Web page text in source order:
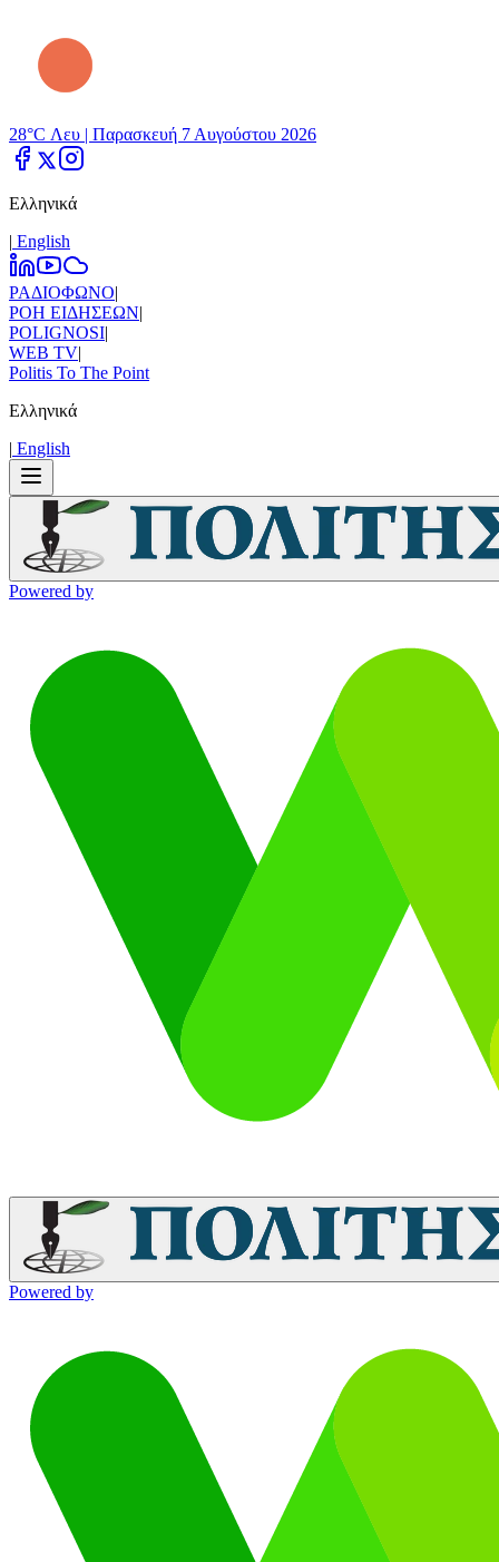
28°C Λευ | Παρασκευή 7 Αυγούστου 2026
Ελληνικά
| Εnglish
ΡΑΔΙΟΦΩΝΟ|
ΡΟΗ ΕΙΔΗΣΕΩΝ|
POLIGNOSI|
WEB TV|
Politis To The Point
Ελληνικά
| Εnglish
Powered by
Powered by